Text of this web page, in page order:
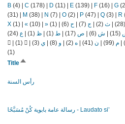
B (4) | C (178) | D (11) | E (139) | F (16) | G
(31) | M (38) | N (7) | O (2) | P (47) | Q (3) | R
X (1) | « (10) | » (1) | (28)
| ث (2)
| ج (7)
| ح (6)
(15)
| ش (6)
| ص (17)
| ط (1)
| ظ (1)
| ع (24)
| م (99)
| ن (41)
| ه (2)
| و (8)
| ي (3)
|
(1)
|
(1)
TitleSort
رأس السنة
رسالة عامة بابوية كُنْ مُسَبَّحًا - Laudato si’